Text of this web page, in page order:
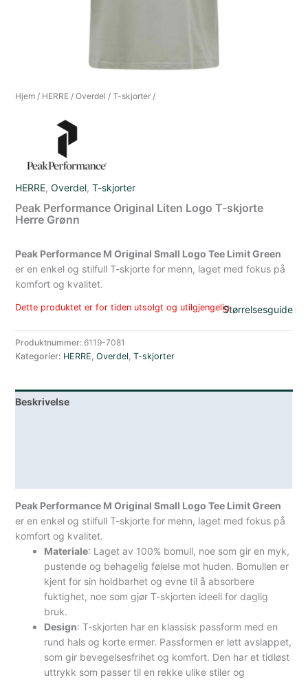
Hjem / HERRE /Overdel /T-skjorter /
HERRE,Overdel,T-skjorter
Peak Performance Original Liten Logo T-skjorte
Herre Grønn
Peak Performance M Original Small Logo Tee Limit Green
er en enkel og stilfull T-skjorte for menn, laget med fokus på
komfort og kvalitet.
Størrelsesguide
Dette produktet er for tiden utsolgt og utilgjengelig.
Produktnummer: 6119-7081
Kategorier: HERRE ,Overdel ,T-skjorter
Beskrivelse
Peak Performance M Original Small Logo Tee Limit Green
er en enkel og stilfull T-skjorte for menn, laget med fokus på
komfort og kvalitet.
Materiale: Laget av 100% bomull, noe som gir en myk,
pustende og behagelig følelse mot huden. Bomullen er
kjent for sin holdbarhet og evne til å absorbere
fuktighet, noe som gjør T-skjorten ideell for daglig
bruk.
Design: T-skjorten har en klassisk passform med en
rund hals og korte ermer. Passformen er lett avslappet,
som gir bevegelsesfrihet og komfort. Den har et tidløst
uttrykk som passer til en rekke ulike stiler og